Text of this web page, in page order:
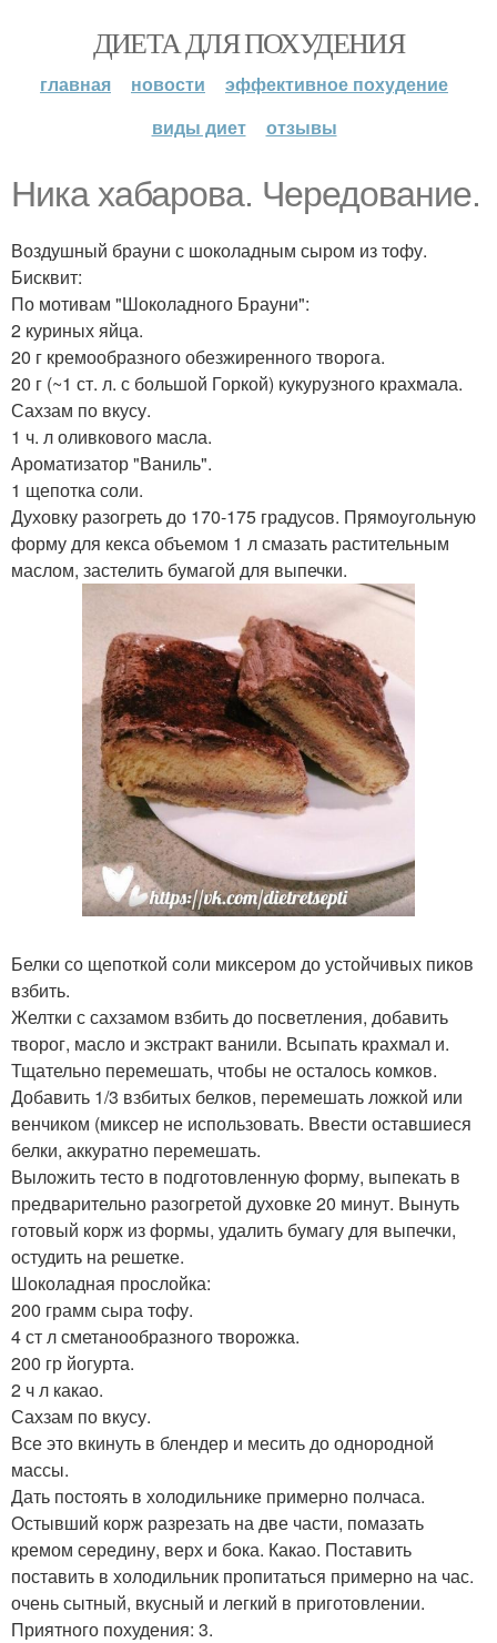
ДИЕТА ДЛЯ ПОХУДЕНИЯ
главная новости
эффективное похудение
виды диет
отзывы
Ника хабарова. Чередование.
Воздушный брауни с шоколадным сыром из тофу.
Бисквит:
По мотивам "Шоколадного Брауни":
2 куриных яйца.
20 г кремообразного обезжиренного творога.
20 г (~1 ст. л. с большой Горкой) кукурузного крахмала.
Сахзам по вкусу.
1 ч. л оливкового масла.
Ароматизатор "Ваниль".
1 щепотка соли.
Духовку разогреть до 170-175 градусов. Прямоугольную
форму для кекса объемом 1 л смазать растительным
маслом, застелить бумагой для выпечки.
Белки со щепоткой соли миксером до устойчивых пиков
взбить.
Желтки с сахзамом взбить до посветления, добавить
творог, масло и экстракт ванили. Всыпать крахмал и.
Тщательно перемешать, чтобы не осталось комков.
Добавить 1/3 взбитых белков, перемешать ложкой или
венчиком (миксер не использовать. Ввести оставшиеся
белки, аккуратно перемешать.
Выложить тесто в подготовленную форму, выпекать в
предварительно разогретой духовке 20 минут. Вынуть
готовый корж из формы, удалить бумагу для выпечки,
остудить на решетке.
Шоколадная прослойка:
200 грамм сыра тофу.
4 ст л сметанообразного творожка.
200 гр йогурта.
2 ч л какао.
Сахзам по вкусу.
Все это вкинуть в блендер и месить до однородной
массы.
Дать постоять в холодильнике примерно полчаса.
Остывший корж разрезать на две части, помазать
кремом середину, верх и бока. Какао. Поставить
поставить в холодильник пропитаться примерно на час.
очень сытный, вкусный и легкий в приготовлении.
Приятного похудения: 3.